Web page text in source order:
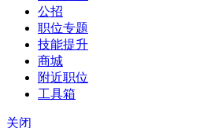
公招
职位专题
技能提升
商城
附近职位
工具箱
关闭